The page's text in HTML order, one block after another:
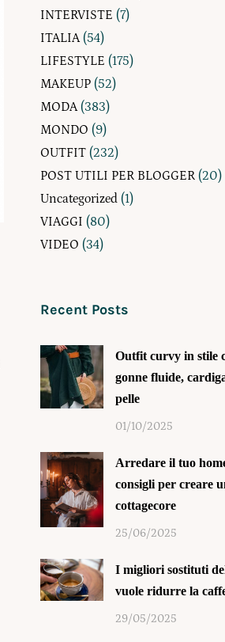
INTERVISTE (7)
ITALIA(54)
LIFESTYLE (175)
MAKEUP (52)
MODA(383)
MONDO (9)
OUTFIT (232)
POST UTILI PER BLOGGER (20)
Uncategorized (1)
VIAGGI (80)
VIDEO (34)
Recent Posts
Outfit curvy in stile
gonne fluide,
pelle
01/10/2025
Arredare il tuo
consigli per creare
cottagecore
25/06/2025
I migliori sostituti
vuole ridurre la
29/05/2025